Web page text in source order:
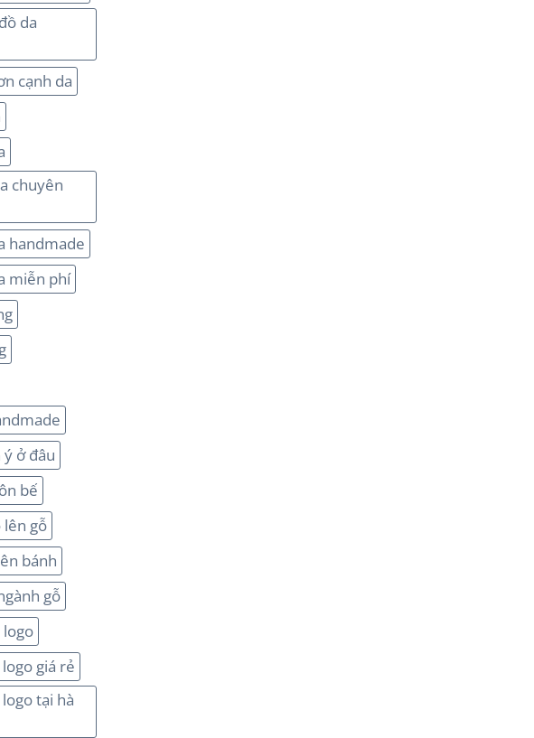
da
cạnh da
chuyên
handmade
miễn phí
ở đâu
bế
lên gỗ
bánh
gỗ
giá rẻ
tại hà